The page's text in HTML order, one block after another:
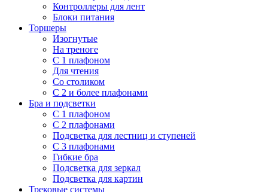
Контроллеры для лент
Блоки питания
Торшеры
Изогнутые
На треноге
С 1 плафоном
Для чтения
Со столиком
С 2 и более плафонами
Бра и подсветки
С 1 плафоном
С 2 плафонами
Подсветка для лестниц и ступеней
С 3 плафонами
Гибкие бра
Подсветка для зеркал
Подсветка для картин
Трековые системы